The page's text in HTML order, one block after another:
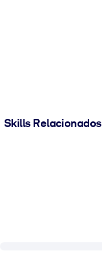
Skills Relacionados